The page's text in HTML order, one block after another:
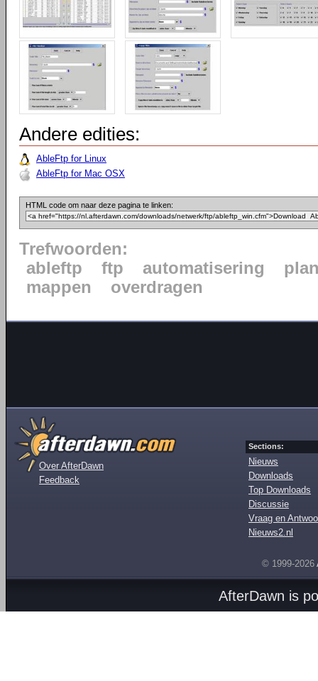
Andere edities:
AbleFtp for Linux
AbleFtp for Mac OSX
HTML code om naar deze pagina te linken:
Trefwoorden:
ableftp
ftp automatisering
mappen
overdragen
Over AfterDawn
Feedback
Sections:
Nieuws
Downloads
Top Downloads
Discussie
Vraag en
Nieuws2.nl
© 1999-2026
AfterDawn is